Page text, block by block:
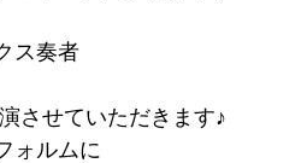
ス奏者
させていただきます♪
ォルムに